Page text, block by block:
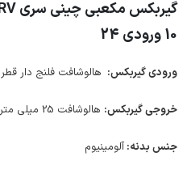
10 ورودی 24
ورودی گیربکس: هالوشافت فلنج دار قطر 24 میلی متر
خروجی گیربکس: هالوشافت 25 میلی متری
جنس بدنه: آلومینیوم